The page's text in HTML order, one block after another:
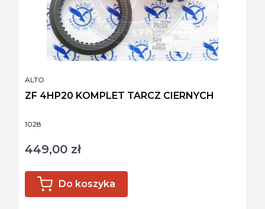
Kod produktu
1028
ZF 4HP20 KOMPLET TARCZ CIERNYCH
PRODUCENT
ALTO
Cena
449,00 zł
Do koszyka